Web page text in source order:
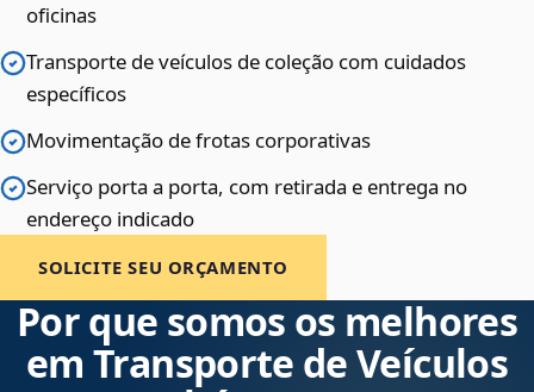
oficinas
Transporte de veículos de coleção com cuidados
específicos
Movimentação de frotas corporativas
Serviço porta a porta, com retirada e entrega no
endereço indicado
SOLICITE SEU ORÇAMENTO
Por que somos os melhores
em Transporte de Veículos